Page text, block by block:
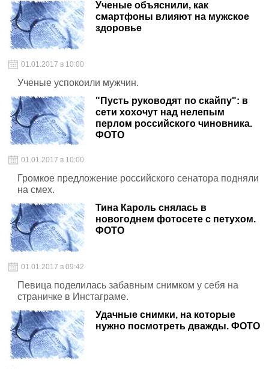
Ученые объяснили, как
смартфоны влияют на мужское
здоровье
01.01.2017 в 10:00
Ученые успокоили мужчин.
"Пусть руководят по скайпу": в
сети хохочут над нелепым
перлом российского чиновника.
ФОТО
01.01.2017 в 10:00
Громкое предложение российского сенатора подняли
на смех.
Тина Кароль снялась в
новогоднем фотосете с петухом.
ФОТО
01.01.2017 в 09:42
Певица поделилась забавным снимком у себя на
страничке в Инстаграме.
Удачные снимки, на которые
нужно посмотреть дважды. ФОТО